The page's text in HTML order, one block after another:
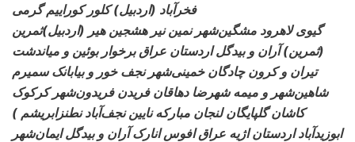
فخرآباد (اردبیل) کلور کوراییم گرمی
گیوی لاهرود مشگین‌شهر نمین نیر هشجین هیر (اردبیل)ثمرین
(ثمرین) آران و بیدگل اردستان عراق برخوار بوئین و میاندشت
تیران و کرون چادگان خمینی‌شهر نجف خور و بیابانک سمیرم
شاهین‌شهر و میمه شهرضا دهاقان فریدن فریدون‌شهر کرکوک
کاشان گلپایگان لنجان مبارکه نایین نجف‌آباد نطنزابریشم )
ابوزیدآباد اردستان اژیه عراق افوس انارک آران و بیدگل ایمان‌شهر